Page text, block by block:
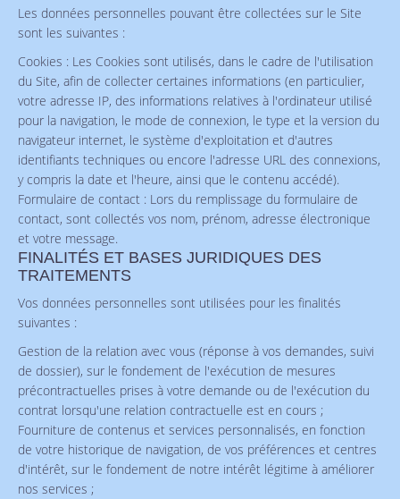
Les données personnelles pouvant être collectées sur le Site
sont les suivantes :
Cookies : Les Cookies sont utilisés, dans le cadre de l'utilisation
du Site, afin de collecter certaines informations (en particulier,
votre adresse IP, des informations relatives à l'ordinateur utilisé
pour la navigation, le mode de connexion, le type et la version du
navigateur internet, le système d'exploitation et d'autres
identifiants techniques ou encore l'adresse URL des connexions,
y compris la date et l'heure, ainsi que le contenu accédé).
Formulaire de contact : Lors du remplissage du formulaire de
contact, sont collectés vos nom, prénom, adresse électronique
et votre message.
FINALITÉS ET BASES JURIDIQUES DES
TRAITEMENTS
Vos données personnelles sont utilisées pour les finalités
suivantes :
Gestion de la relation avec vous (réponse à vos demandes, suivi
de dossier), sur le fondement de l'exécution de mesures
précontractuelles prises à votre demande ou de l'exécution du
contrat lorsqu'une relation contractuelle est en cours ;
Fourniture de contenus et services personnalisés, en fonction
de votre historique de navigation, de vos préférences et centres
d'intérêt, sur le fondement de notre intérêt légitime à améliorer
nos services ;